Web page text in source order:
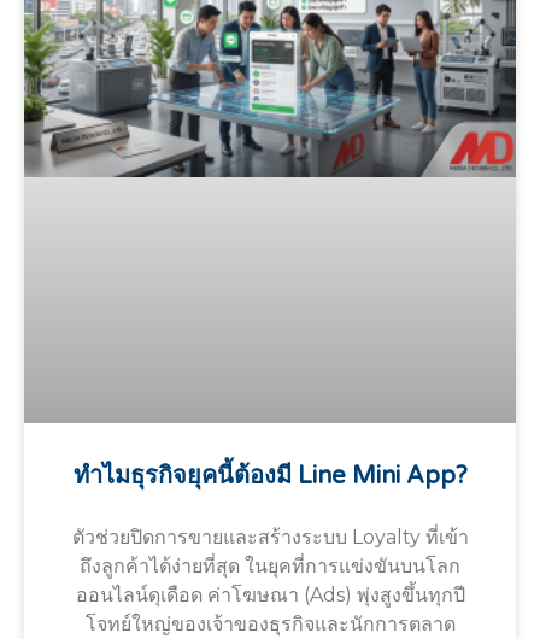
ทำไมธุรกิจยุคนี้ต้องมี Line Mini App?
ตัวช่วยปิดการขายและสร้างระบบ Loyalty ที่เข้า
ถึงลูกค้าได้ง่ายที่สุด ในยุคที่การแข่งขันบนโลก
ออนไลน์ดุเดือด ค่าโฆษณา (Ads) พุ่งสูงขึ้นทุกปี
โจทย์ใหญ่ของเจ้าของธุรกิจและนักการตลาด